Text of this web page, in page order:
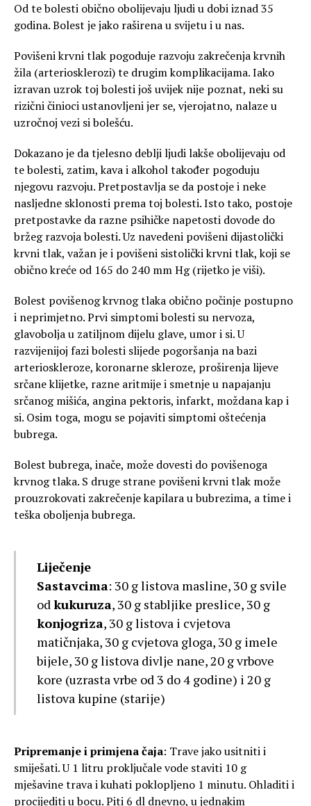
Od te bolesti obično obolijevaju ljudi u dobi iznad 35
godina. Bolest je jako raširena u svijetu i u nas.
Povišeni krvni tlak pogoduje razvoju zakrečenja krvnih
žila (arteriosklerozi) te drugim komplikacijama. Iako
izravan uzrok toj bolesti još uvijek nije poznat, neki su
rizični činioci ustanovljeni jer se, vjerojatno, nalaze u
uzročnoj vezi si bolešću.
Dokazano je da tjelesno deblji ljudi lakše obolijevaju od
te bolesti, zatim, kava i alkohol također pogoduju
njegovu razvoju. Pretpostavlja se da postoje i neke
nasljedne sklonosti prema toj bolesti. Isto tako, postoje
pretpostavke da razne psihičke napetosti dovode do
bržeg razvoja bolesti. Uz navedeni povišeni dijastolički
krvni tlak, važan je i povišeni sistolički krvni tlak, koji se
obično kreće od 165 do 240 mm Hg (rijetko je viši).
Bolest povišenog krvnog tlaka obično počinje postupno
i neprimjetno. Prvi simptomi bolesti su nervoza,
glavobolja u zatiljnom dijelu glave, umor i si. U
razvijenijoj fazi bolesti slijede pogoršanja na bazi
arterioskleroze, koronarne skleroze, proširenja lijeve
srčane klijetke, razne aritmije i smetnje u napajanju
srčanog mišića, angina pektoris, infarkt, moždana kap i
si. Osim toga, mogu se pojaviti simptomi oštećenja
bubrega.
Bolest bubrega, inače, može dovesti do povišenoga
krvnog tlaka. S druge strane povišeni krvni tlak može
prouzrokovati zakrečenje kapilara u bubrezima, a time i
teška oboljenja bubrega.
Liječenje
Sastavcima: 30 g listova masline, 30 g svile
odkukuruza, 30 g stabljike preslice, 30 g
konjogriza, 30 g listova i cvjetova
matičnjaka, 30 g cvjetova gloga, 30 g imele
bijele, 30 g listova divlje nane, 20 g vrbove
kore (uzrasta vrbe od 3 do 4 godine) i 20 g
listova kupine (starije)
Pripremanje i primjena čaja: Trave jako usitniti i
smiješati. U 1 litru proključale vode staviti 10 g
mješavine trava i kuhati poklopljeno 1 minutu. Ohladiti i
procijediti u bocu. Piti 6 dl dnevno, u jednakim